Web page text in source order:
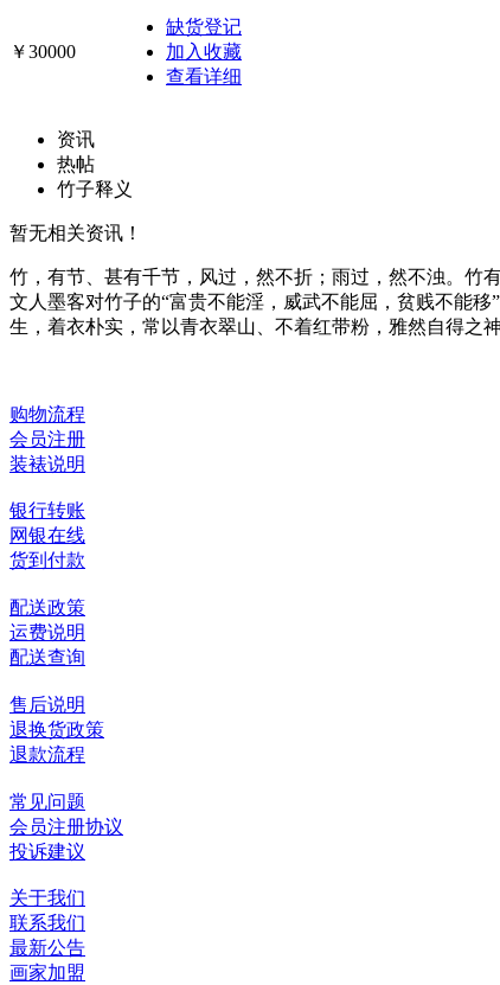
￥30000
缺货登记
加入收藏
查看详细
资讯
热帖
竹子释义
暂无相关资讯！
竹，有节、甚有千节，风过，然不折；雨过，然不浊。竹
文人墨客对竹子的“富贵不能淫，威武不能屈，贫贱不能
生，着衣朴实，常以青衣翠山、不着红带粉，雅然自得之神
购物流程
会员注册
装裱说明
银行转账
网银在线
货到付款
配送政策
运费说明
配送查询
售后说明
退换货政策
退款流程
常见问题
会员注册协议
投诉建议
关于我们
联系我们
最新公告
画家加盟